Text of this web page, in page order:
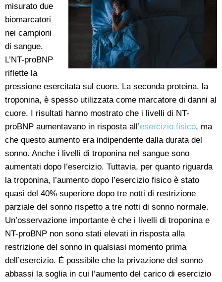
misurato due
biomarcatori
nei campioni
di sangue.
L’NT-proBNP
riflette la
pressione esercitata sul cuore. La seconda proteina, la
troponina, è spesso utilizzata come marcatore di danni al
cuore. I risultati hanno mostrato che i livelli di NT-
proBNP aumentavano in risposta all’esercizio fisico, ma
che questo aumento era indipendente dalla durata del
sonno. Anche i livelli di troponina nel sangue sono
aumentati dopo l’esercizio. Tuttavia, per quanto riguarda
la troponina, l’aumento dopo l’esercizio fisico è stato
quasi del 40% superiore dopo tre notti di restrizione
parziale del sonno rispetto a tre notti di sonno normale.
Un’osservazione importante è che i livelli di troponina e
NT-proBNP non sono stati elevati in risposta alla
restrizione del sonno in qualsiasi momento prima
dell’esercizio. È possibile che la privazione del sonno
abbassi la soglia in cui l’aumento del carico di esercizio